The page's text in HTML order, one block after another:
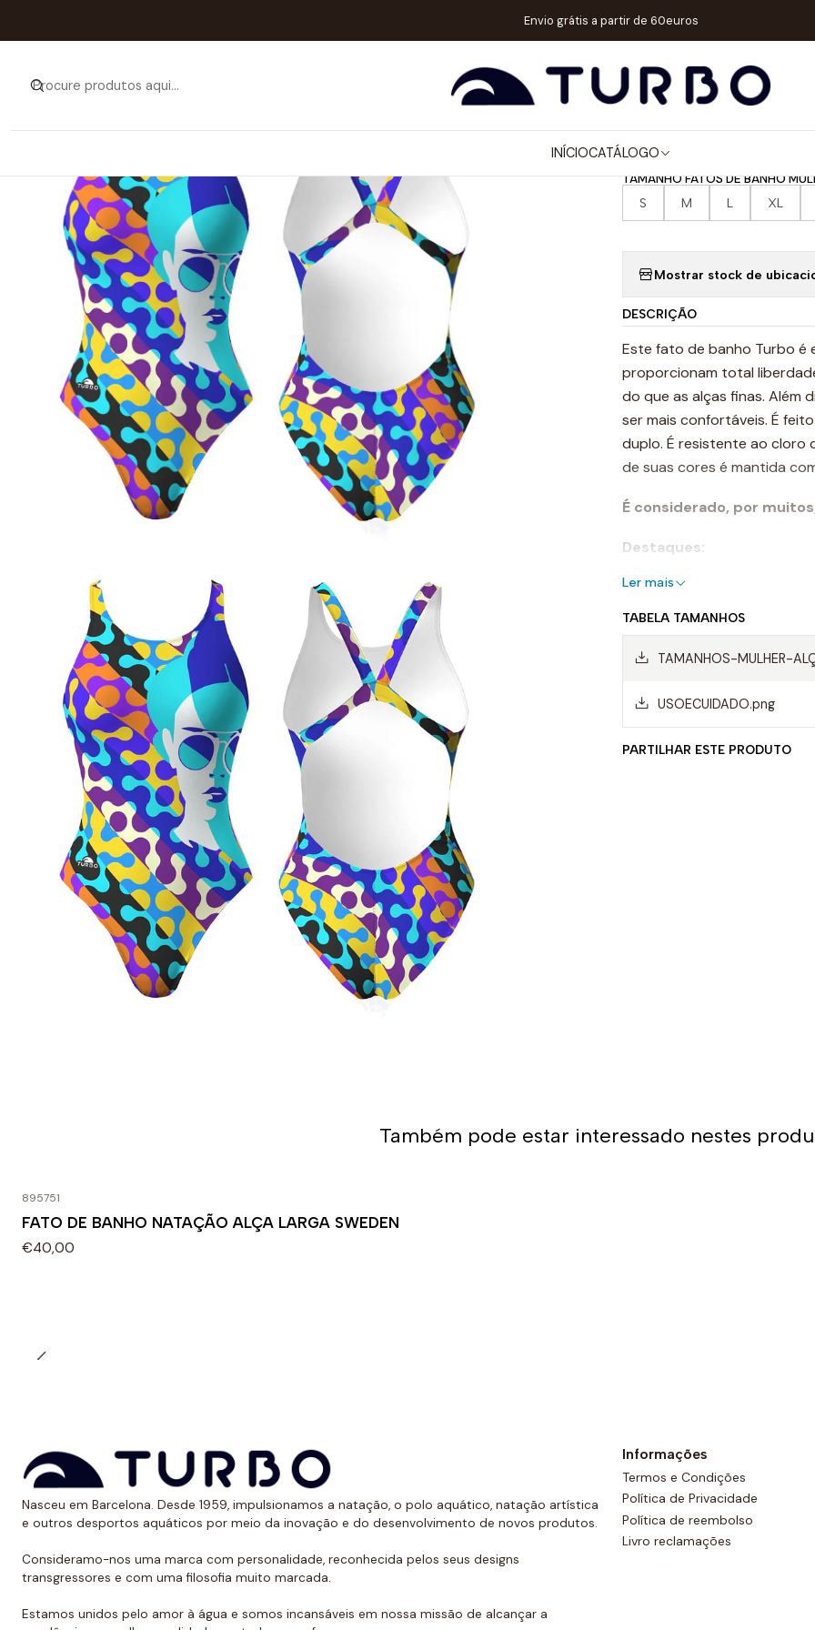
INÍCIOCATÁLOGO
Envio grátis a partir de 60euros
FATOS DE BANHO ALÇA LARGA FATO DE BANHO
FATO DE
FACE
TAMANHO FATOS DE BANHO
S M L XL
Mostrar stock de
DESCRIÇÃO
Este fato de banho Turbo é
proporcionam total
do que as alças finas. Além
ser mais confortáveis. É
duplo. É resistente ao cloro
de suas cores é mantida
É considerado, por
Destaques:
- Costuras reforçadas
-Alças de ombro largas
- Forro frontal completo
- Resistente ao cloro
- Cores de longa duração
Ler mais
TABELA TAMANHOS
TAMANHOS-MULHER-
USOECUIDADO.png
PARTILHAR ESTE PRODUTO
Também pode estar interessado nestes
895751
FATO DE BANHO NATAÇÃO ALÇA LARGA SWEDEN
€40,00
Nasceu em Barcelona. Desde 1959, impulsionamos a natação, o polo aquático, natação artística
e outros desportos aquáticos por meio da inovação e do desenvolvimento de novos produtos.
Consideramo-nos uma marca com personalidade, reconhecida pelos seus designs
transgressores e com uma filosofia muito marcada.
Estamos unidos pelo amor à água e somos incansáveis em nossa missão de alcançar a
Informações
Termos e Condições
Política de Privacidade
Política de reembolso
Livro reclamações